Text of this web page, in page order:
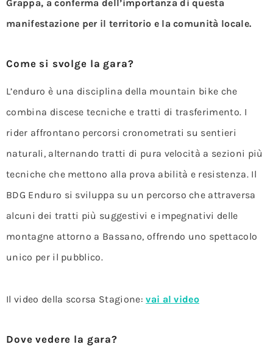
Grappa, a conferma dell’importanza di questa
manifestazione per il territorio e la comunità locale.
Come si svolge la gara?
L’enduro è una disciplina della mountain bike che
combina discese tecniche e tratti di trasferimento. I
rider affrontano percorsi cronometrati su sentieri
naturali, alternando tratti di pura velocità a sezioni più
tecniche che mettono alla prova abilità e resistenza. Il
BDG Enduro si sviluppa su un percorso che attraversa
alcuni dei tratti più suggestivi e impegnativi delle
montagne attorno a Bassano, offrendo uno spettacolo
unico per il pubblico.
Il video della scorsa Stagione:vai al video
Dove vedere la gara?